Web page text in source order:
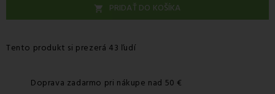
 PRIDAŤ DO KOŠÍKA
Tento produkt si prezerá 43 ľudí
Doprava zadarmo pri nákupe nad 50 €